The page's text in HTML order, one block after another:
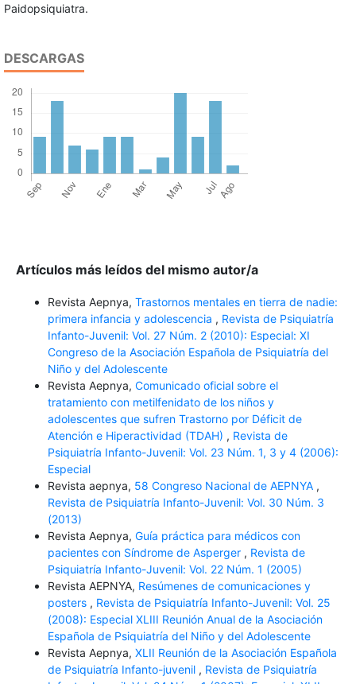
Paidopsiquiatra.
DESCARGAS
Artículos más leídos del mismo autor/a
Revista Aepnya, Trastornos mentales en tierra de nadie:
primera infancia y adolescencia , Revista de Psiquiatría
Infanto-Juvenil: Vol. 27 Núm. 2 (2010): Especial: XI
Congreso de la Asociación Española de Psiquiatría del
Niño y del Adolescente
Revista Aepnya, Comunicado oficial sobre el
tratamiento con metilfenidato de los niños y
adolescentes que sufren Trastorno por Déficit de
Atención e Hiperactividad (TDAH) , Revista de
Psiquiatría Infanto-Juvenil: Vol. 23 Núm. 1, 3 y 4 (2006):
Especial
Revista aepnya, 58 Congreso Nacional de AEPNYA ,
Revista de Psiquiatría Infanto-Juvenil: Vol. 30 Núm. 3
(2013)
Revista Aepnya, Guía práctica para médicos con
pacientes con Síndrome de Asperger , Revista de
Psiquiatría Infanto-Juvenil: Vol. 22 Núm. 1 (2005)
Revista AEPNYA, Resúmenes de comunicaciones y
posters , Revista de Psiquiatría Infanto-Juvenil: Vol. 25
(2008): Especial XLIII Reunión Anual de la Asociación
Española de Psiquiatría del Niño y del Adolescente
Revista Aepnya, XLII Reunión de la Asociación Española
de Psiquiatría Infanto-juvenil , Revista de Psiquiatría